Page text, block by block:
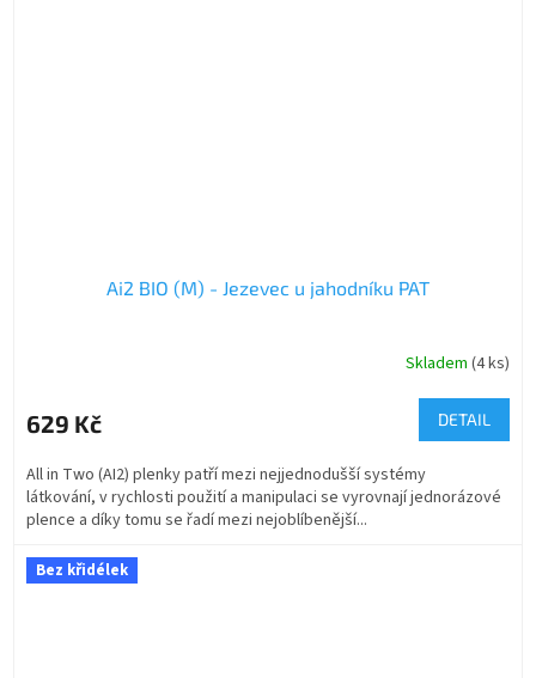
Ai2 BIO (M) - Jezevec u jahodníku PAT
Skladem (4 ks)
629 Kč DETAIL
All in Two (AI2) plenky patří mezi nejjednodušší systémy
látkování, v rychlosti použití a manipulaci se vyrovnají jednorázové
plence a díky tomu se řadí mezi nejoblíbenější...
Bez křidélek